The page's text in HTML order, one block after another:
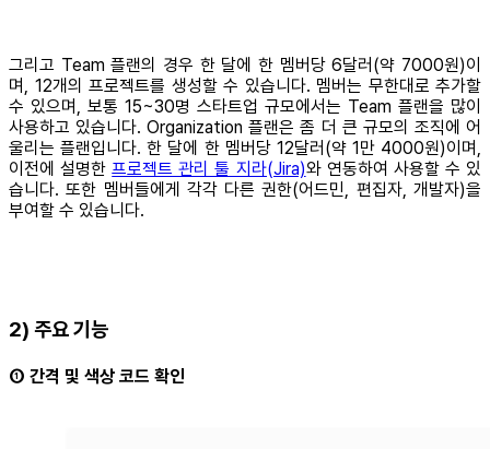
그리고 Team 플랜의 경우 한 달에 한 멤버당 6달러(약 7000원)이
며, 12개의 프로젝트를 생성할 수 있습니다. 멤버는 무한대로 추가할
수 있으며, 보통 15~30명 스타트업 규모에서는 Team 플랜을 많이
사용하고 있습니다. Organization 플랜은 좀 더 큰 규모의 조직에 어
울리는 플랜입니다. 한 달에 한 멤버당 12달러(약 1만 4000원)이며,
이전에 설명한프로젝트 관리 툴 지라(Jira)와 연동하여 사용할 수 있
습니다. 또한 멤버들에게 각각 다른 권한(어드민, 편집자, 개발자)을
부여할 수 있습니다.
2) 주요 기능
① 간격 및 색상 코드 확인